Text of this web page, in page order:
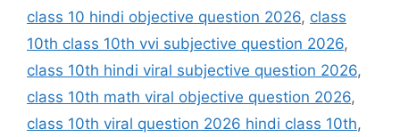
class 10 hindi objective question 2026, class
10th class 10th vvi subjective question 2026,
class 10th hindi viral subjective question 2026,
class 10th math viral objective question 2026,
class 10th viral question 2026 hindi class 10th,